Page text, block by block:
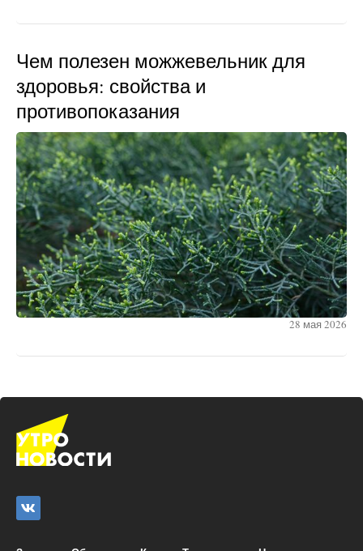
Чем полезен можжевельник для
здоровья: свойства и
противопоказания
28 мая 2026